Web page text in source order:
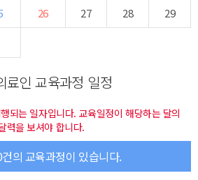
26 27 28
29
료인 교육과정 일정
되는 일자입니다. 교육일정이 해당하는 달의
력을 보셔야 합니다.
의 교육과정이 있습니다.